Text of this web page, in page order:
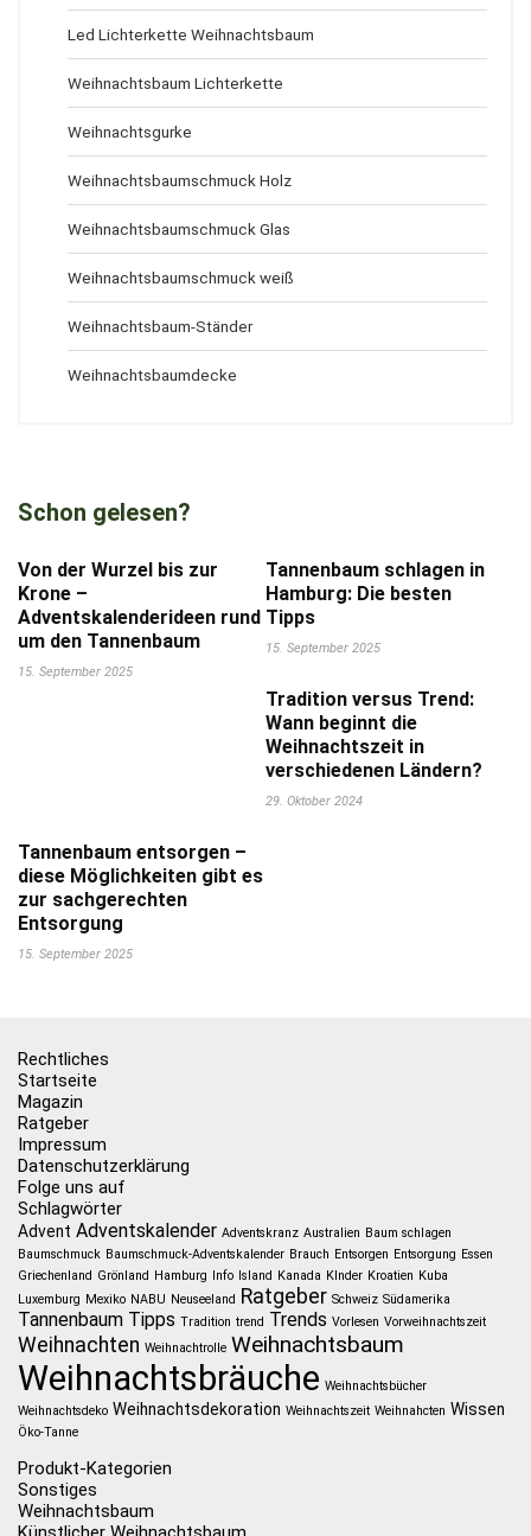
Led Lichterkette Weihnachtsbaum
Weihnachtsbaum Lichterkette
Weihnachtsgurke
Weihnachtsbaumschmuck Holz
Weihnachtsbaumschmuck Glas
Weihnachtsbaumschmuck weiß
Weihnachtsbaum-Ständer
Weihnachtsbaumdecke
Schon gelesen?
Von der Wurzel bis zur
Krone –
Adventskalenderideen rund
um den Tannenbaum
15. September 2025
Tannenbaum schlagen in
Hamburg: Die besten
Tipps
15. September 2025
Tradition versus Trend:
Wann beginnt die
Weihnachtszeit in
verschiedenen Ländern?
29. Oktober 2024
Tannenbaum entsorgen –
diese Möglichkeiten gibt es
zur sachgerechten
Entsorgung
15. September 2025
Rechtliches
Startseite
Magazin
Ratgeber
Impressum
Datenschutzerklärung
Folge uns auf
Schlagwörter
Advent Adventskalender Adventskranz Australien Baum schlagen
Baumschmuck Baumschmuck-Adventskalender Brauch Entsorgen Entsorgung Essen
Griechenland Grönland Hamburg Info Island Kanada KInder Kroatien Kuba
Luxemburg Mexiko NABU Neuseeland Ratgeber Schweiz Südamerika
Tannenbaum Tipps Tradition trend Trends Vorlesen Vorweihnachtszeit
Weihnachten Weihnachtrolle Weihnachtsbaum
Weihnachtsbräuche Weihnachtsbücher
Weihnachtsdeko Weihnachtsdekoration Weihnachtszeit Weihnahcten Wissen
Öko-Tanne
Produkt-Kategorien
Sonstiges
Weihnachtsbaum